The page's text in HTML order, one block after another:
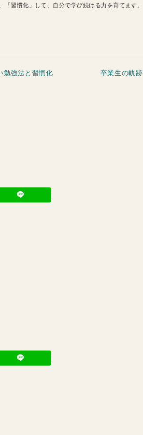
習慣化」して、自分で学び続ける力を育てます。
勉強法と習慣化 卒業生の軌跡